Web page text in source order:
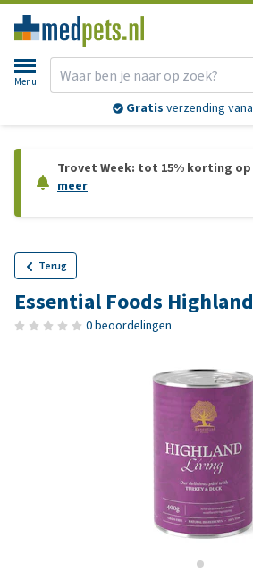
Menu
Gratis verzending
Trovet Week: tot 15% korting
meer
Terug
Essential Foods
0 beoordelingen